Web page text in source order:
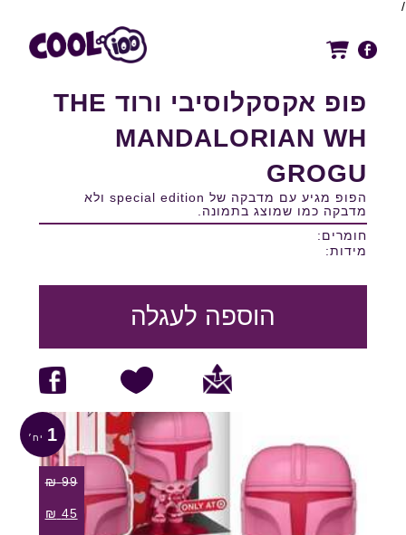
/
פופ אקסקלוסיבי ורוד THE
MANDALORIAN WH
GROGU
הפופ מגיע עם מדבקה של special edition ולא
מדבקה כמו שמוצג בתמונה.
חומרים:
מידות:
הוספה לעגלה
1
99
₪
45
₪